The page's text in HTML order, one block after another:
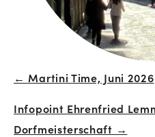
Beitrags-
Navigation
← Martini Time, Juni 2026
Infopoint Ehrenfried
Dorfmeisterschaft →